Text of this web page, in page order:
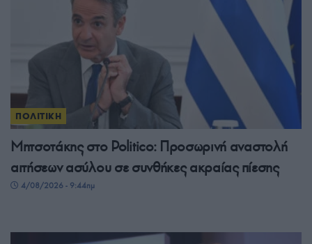
ΠΟΛΙΤΙΚΗ
Μητσοτάκης στο Politico: Προσωρινή αναστολή
αιτήσεων ασύλου σε συνθήκες ακραίας πίεσης
4/08/2026 - 9:44πμ